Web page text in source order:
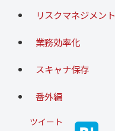
リスクマネジメント
業務効率化
スキャナ保存
番外編
ツイート